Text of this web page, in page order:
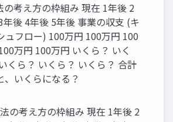
の考え方の枠組み 現在 1年後 2
年後 4年後 5年後 事業の収支 (キ
ュフロー) 100万円 100万円 100
万円 100万円 いくら？ いく
くら？ いくら？ いくら？ 合計
、いくらになる？
の考え方の枠組み 現在 1年後 2